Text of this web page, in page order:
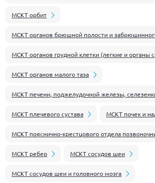
МСКТ орбит
МСКТ органов брюшной полости и
МСКТ органов грудной клетки (легкие и органы
МСКТ органов малого таза
МСКТ печени, поджелудочной железы,
МСКТ плечевого сустава МСКТ почек и
МСКТ пояснично-крестцового отдела
МСКТ ребер МСКТ сосудов шеи
МСКТ сосудов шеи и головного мозга